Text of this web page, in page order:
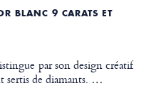
BLANC 9 CARATS ET
par son design créatif
sertis de diamants. …